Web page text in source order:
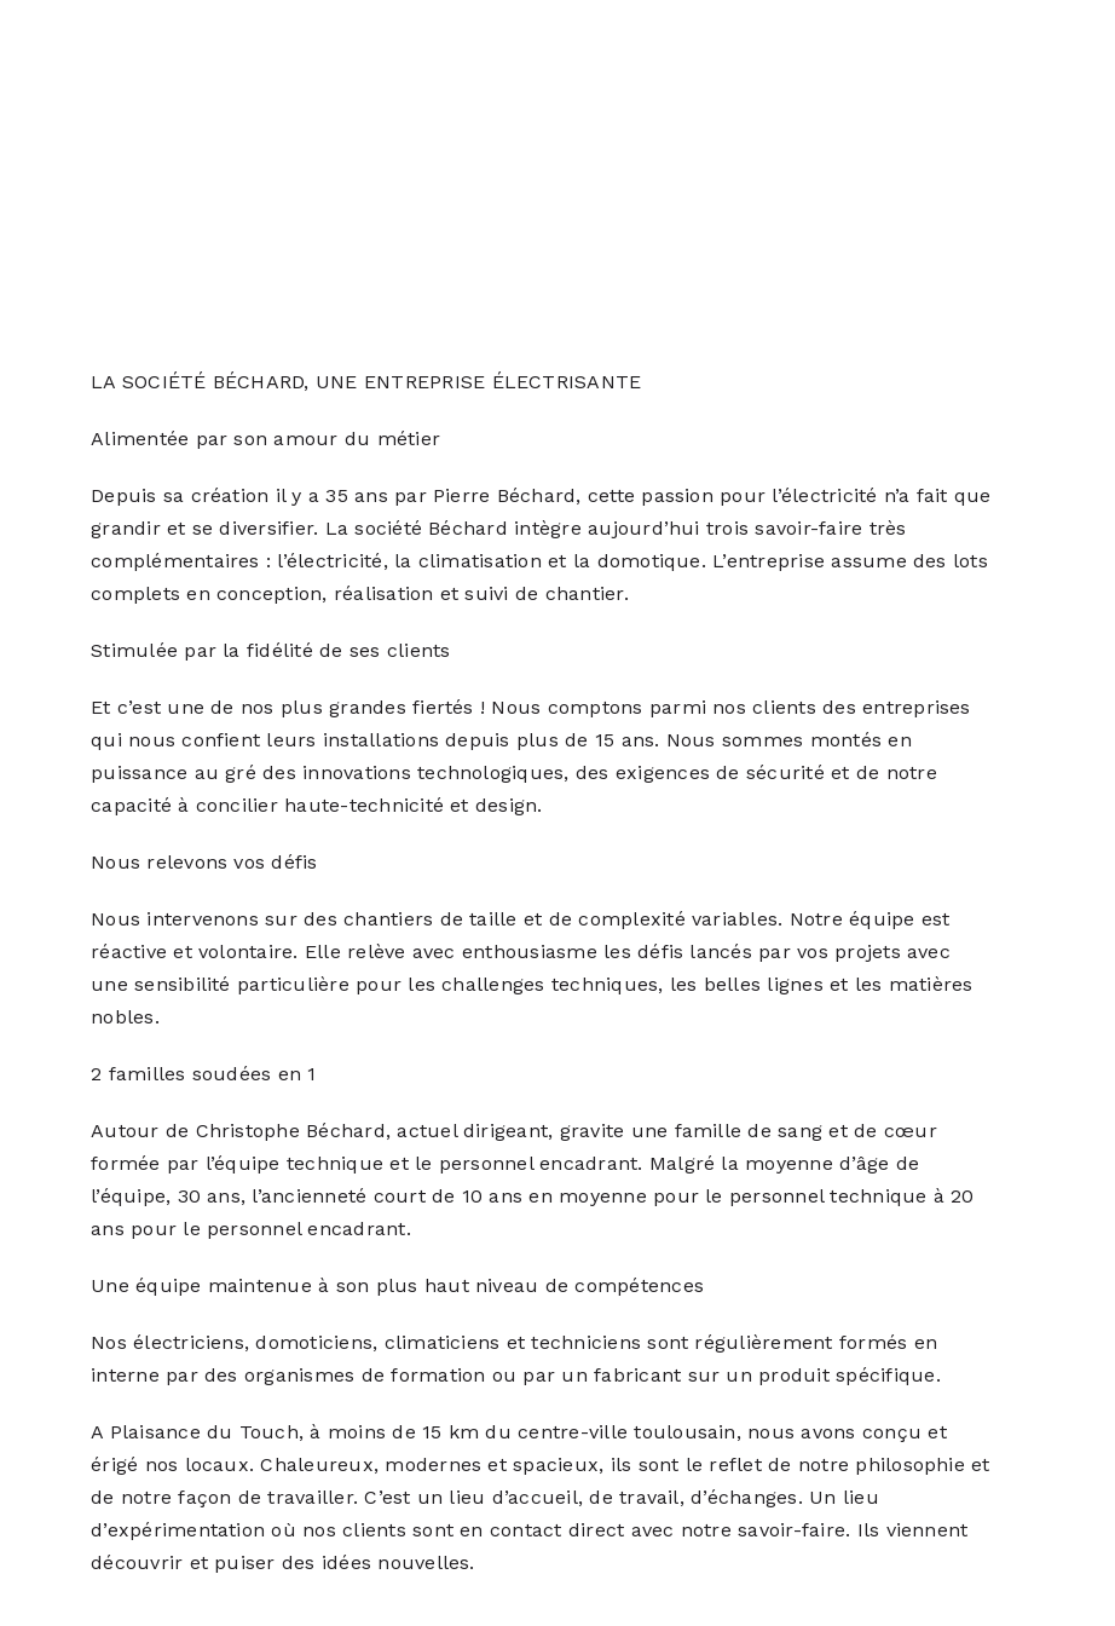
LA SOCIÉTÉ BÉCHARD, UNE ENTREPRISE ÉLECTRISANTE
Alimentée par son amour du métier
Depuis sa création il y a 35 ans par Pierre Béchard, cette passion pour l’électricité n’a fait que
grandir et se diversifier. La société Béchard intègre aujourd’hui trois savoir-faire très
complémentaires : l’électricité, la climatisation et la domotique. L’entreprise assume des lots
complets en conception, réalisation et suivi de chantier.
Stimulée par la fidélité de ses clients
Et c’est une de nos plus grandes fiertés ! Nous comptons parmi nos clients des entreprises
qui nous confient leurs installations depuis plus de 15 ans. Nous sommes montés en
puissance au gré des innovations technologiques, des exigences de sécurité et de notre
capacité à concilier haute-technicité et design.
Nous relevons vos défis
Nous intervenons sur des chantiers de taille et de complexité variables. Notre équipe est
réactive et volontaire. Elle relève avec enthousiasme les défis lancés par vos projets avec
une sensibilité particulière pour les challenges techniques, les belles lignes et les matières
nobles.
2 familles soudées en 1
Autour de Christophe Béchard, actuel dirigeant, gravite une famille de sang et de cœur
formée par l’équipe technique et le personnel encadrant. Malgré la moyenne d’âge de
l’équipe, 30 ans, l’ancienneté court de 10 ans en moyenne pour le personnel technique à 20
ans pour le personnel encadrant.
Une équipe maintenue à son plus haut niveau de compétences
Nos électriciens, domoticiens, climaticiens et techniciens sont régulièrement formés en
interne par des organismes de formation ou par un fabricant sur un produit spécifique.
A Plaisance du Touch, à moins de 15 km du centre-ville toulousain, nous avons conçu et
érigé nos locaux. Chaleureux, modernes et spacieux, ils sont le reflet de notre philosophie et
de notre façon de travailler. C’est un lieu d’accueil, de travail, d’échanges. Un lieu
d’expérimentation où nos clients sont en contact direct avec notre savoir-faire. Ils viennent
découvrir et puiser des idées nouvelles.